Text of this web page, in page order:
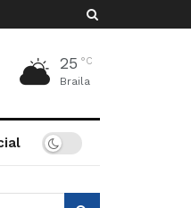
25 °C
Braila